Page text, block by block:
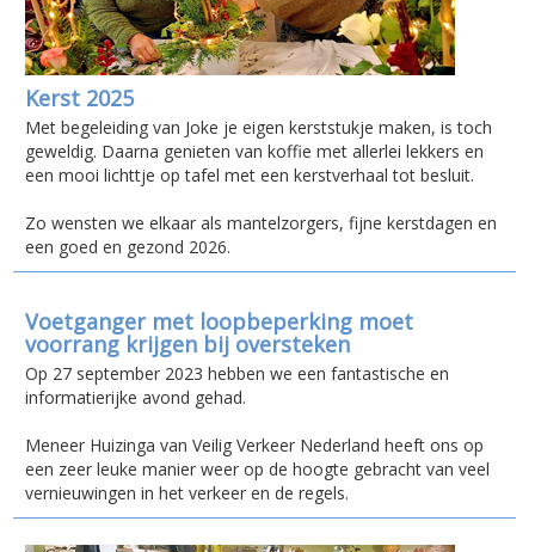
Kerst 2025
Met begeleiding van Joke je eigen kerststukje maken, is toch
geweldig. Daarna genieten van koffie met allerlei lekkers en
een mooi lichttje op tafel met een kerstverhaal tot besluit.
Zo wensten we elkaar als mantelzorgers, fijne kerstdagen en
een goed en gezond 2026.
Voetganger met loopbeperking moet
voorrang krijgen bij oversteken
Op 27 september 2023 hebben we een fantastische en
informatierijke avond gehad.
Meneer Huizinga van Veilig Verkeer Nederland heeft ons op
een zeer leuke manier weer op de hoogte gebracht van veel
vernieuwingen in het verkeer en de regels.